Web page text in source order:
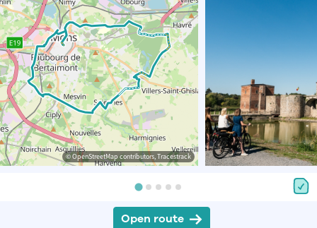
© OpenStreetMap contributors, Tracestrack
Open route